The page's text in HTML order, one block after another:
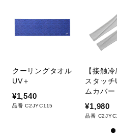
セール
その他
サポート
ドライクリ
非常に弱い
クーリングタオル
UV＋
¥1,540
品番 C2JYC115
【接触
スタッチ
ムカバー
¥1,980
品番